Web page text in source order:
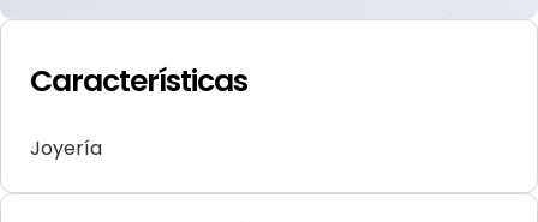
Características
Joyería